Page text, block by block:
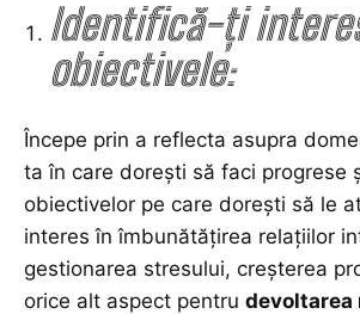
Identifică-ți
obiectivele:
Începe prin a reflecta asupra
ta în care dorești să faci progrese
obiectivelor pe care dorești să le
interes în îmbunătățirea relațiilor
gestionarea stresului, creșterea
orice alt aspect pentru devoltarea